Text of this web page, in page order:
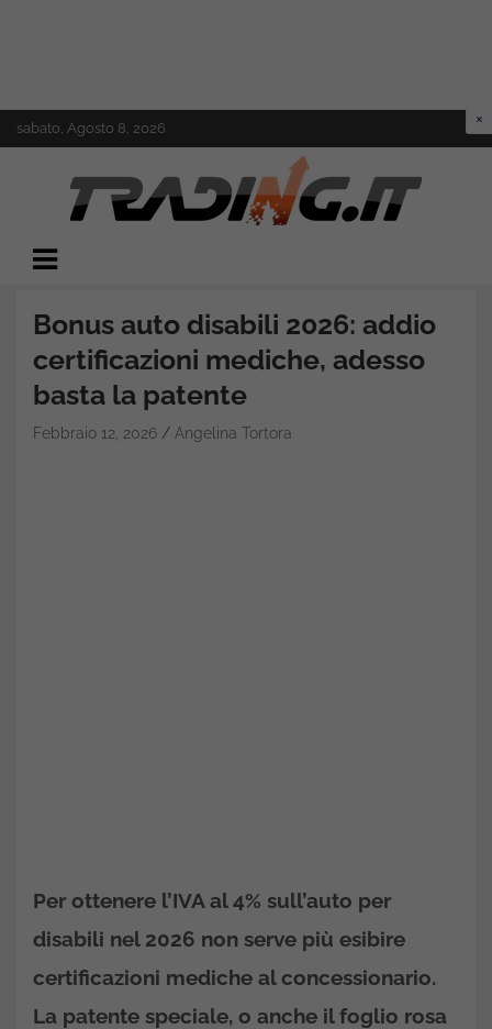
to
sabato, Agosto 8, 2026
Trading.it
Bonus auto disabili 2026: addio
certificazioni mediche, adesso
basta la patente
Febbraio 12, 2026 Angelina Tortora
Per ottenere l’IVA al 4% sull’auto per
disabili nel 2026 non serve più esibire
certificazioni mediche al concessionario.
La patente speciale, o anche il foglio rosa